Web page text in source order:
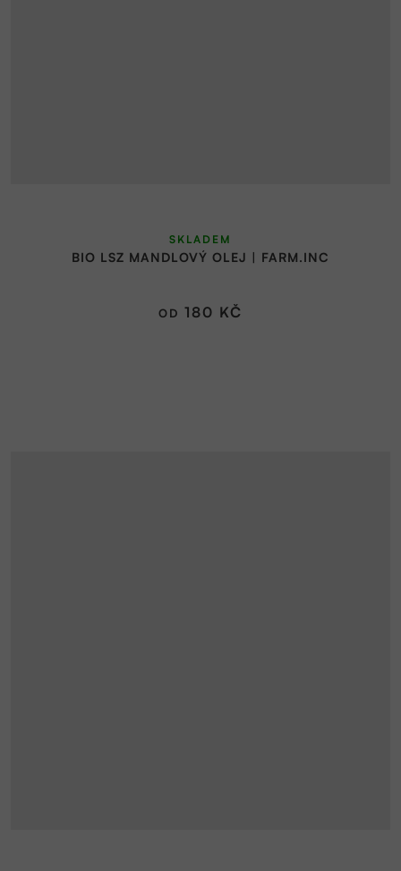
BIO LSZ MANDLOVÝ OLEJ | FARM.INC
hodnocení
produktu
5,0
SKLADEM
OD 180 KČ